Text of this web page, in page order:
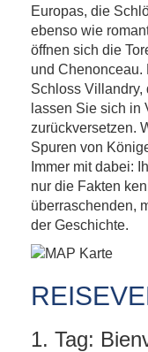
Europas, die
ebenso wie
öffnen sich die
und Chenonceau.
Schloss Villandry,
lassen Sie sich in
zurückversetzen.
Spuren von
Immer mit dabei:
nur die Fakten
überraschenden,
der Geschichte.
1. Tag: